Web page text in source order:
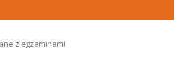
z egzaminami